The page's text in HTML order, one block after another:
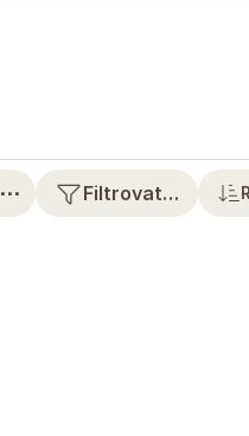
⋯ Filtrovat…